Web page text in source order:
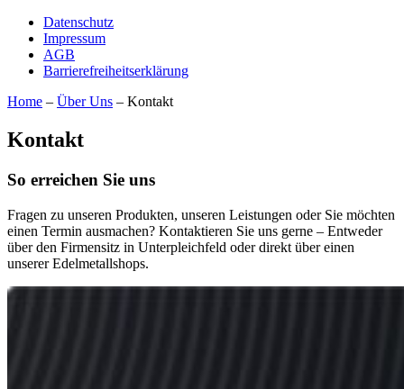
Datenschutz
Impressum
AGB
Barrierefreiheitserklärung
Home – Über Uns – Kontakt
Kontakt
So erreichen Sie uns
Fragen zu unseren Produkten, unseren Leistungen oder Sie möchten
einen Termin ausmachen? Kontaktieren Sie uns gerne – Entweder
über den Firmensitz in Unterpleichfeld oder direkt über einen
unserer Edelmetallshops.